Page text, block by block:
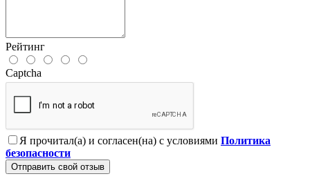
Рейтинг
Captcha
Я прочитал(а) и согласен(на) с условиями Политика
безопасности
Отправить свой отзыв